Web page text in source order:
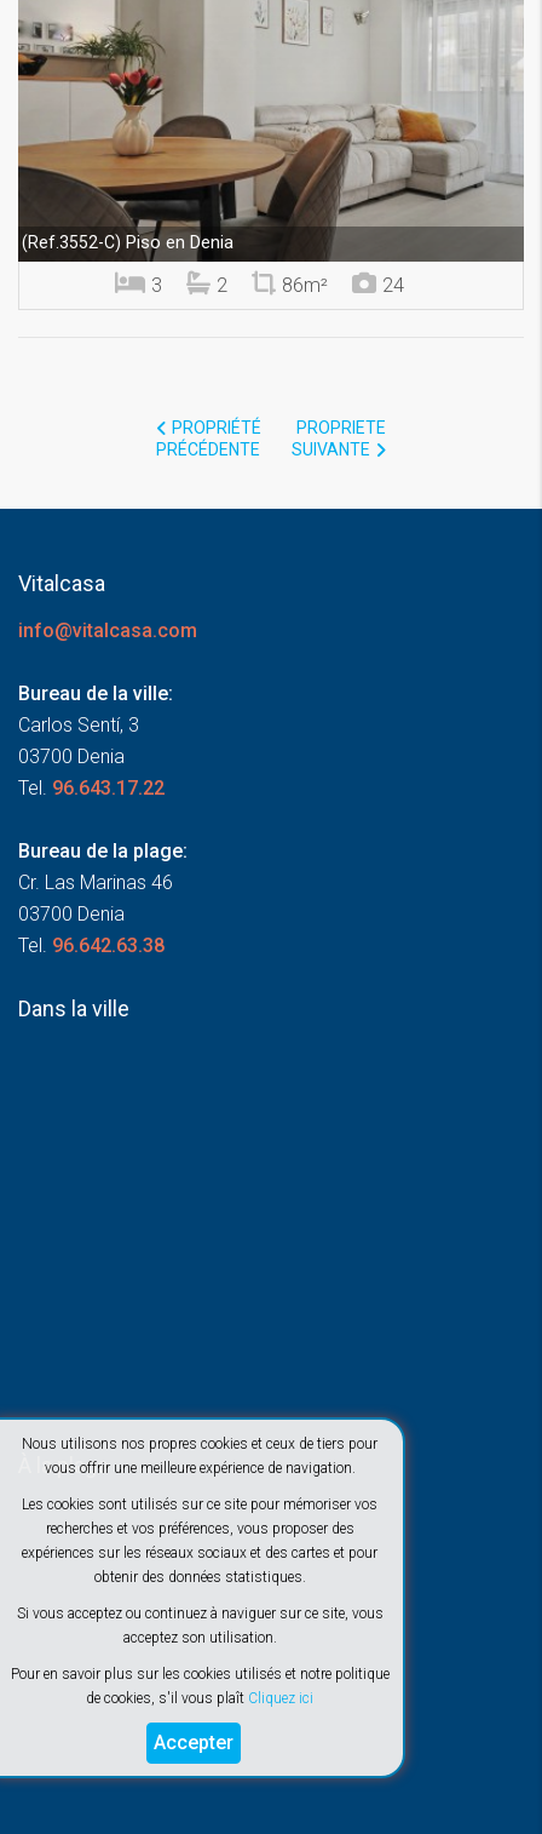
Nous utilisons nos propres cookies et ceux de tiers pour
vous offrir une meilleure expérience de navigation.
Les cookies sont utilisés sur ce site pour mémoriser vos
recherches et vos préférences, vous proposer des
expériences sur les réseaux sociaux et des cartes et pour
obtenir des données statistiques.
Si vous acceptez ou continuez à naviguer sur ce site, vous
acceptez son utilisation.
Pour en savoir plus sur les cookies utilisés et notre politique
de cookies, s'il vous plaît Cliquez ici
Accepter
(Ref.3552-C) Piso en Denia
3 2 86m² 24
PROPRIÉTÉ
PRÉCÉDENTE
PROPRIETE
SUIVANTE
Vitalcasa
info@vitalcasa.com
Bureau de la ville:
Carlos Sentí, 3
03700 Denia
Tel. 96.643.17.22
Bureau de la plage:
Cr. Las Marinas 46
03700 Denia
Tel. 96.642.63.38
Dans la ville
À la plage